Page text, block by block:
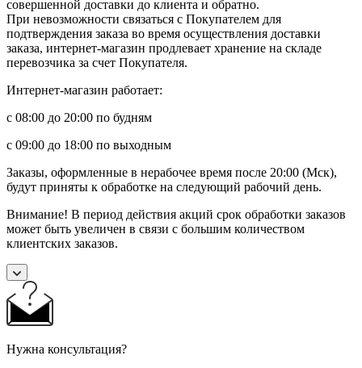
совершенной доставки до клиента и обратно.
При невозможности связаться с Покупателем для
подтверждения заказа во время осуществления доставки
заказа, интернет-магазин продлевает хранение на складе
перевозчика за счет Покупателя.
Интернет-магазин работает:
с 08:00 до 20:00 по будням
с 09:00 до 18:00 по выходным
Заказы, оформленные в нерабочее время после 20:00 (Мск),
будут приняты к обработке на следующий рабочий день.
Внимание! В период действия акций срок обработки заказов
может быть увеличен в связи с большим количеством
клиентских заказов.
Нужна консультация?